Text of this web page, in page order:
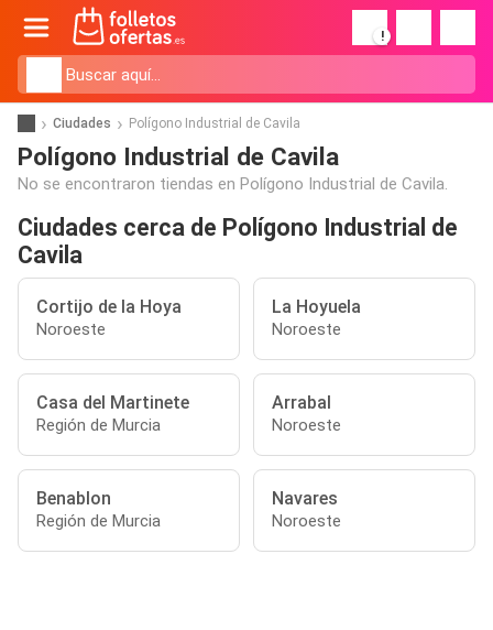
!
Ciudades Polígono Industrial de Cavila
Polígono Industrial de Cavila
No se encontraron tiendas en Polígono Industrial de Cavila.
Ciudades cerca de Polígono Industrial de
Cavila
Cortijo de la Hoya
Noroeste
La Hoyuela
Noroeste
Casa del Martinete
Región de Murcia
Arrabal
Noroeste
Benablon
Región de Murcia
Navares
Noroeste